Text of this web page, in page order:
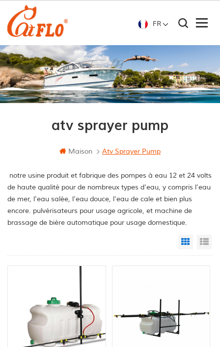
FR
atv sprayer pump
Maison Atv Sprayer Pump
notre usine produit et fabrique des pompes à eau 12 et 24 volts
de haute qualité pour de nombreux types d'eau, y compris l'eau
de mer, l'eau salée, l'eau douce, l'eau de cale et bien plus
encore. pulvérisateurs pour usage agricole, et machine de
brassage de bière automatique pour usage domestique.
Grid